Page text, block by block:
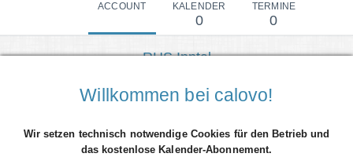
ACCOUNT KALENDER
0
TERMINE
0
RHS Inntal
Mehr Details einblenden
Willkommen bei calovo!
Wir setzen technisch notwendige Cookies für den Betrieb und
das kostenlose Kalender-Abonnement.